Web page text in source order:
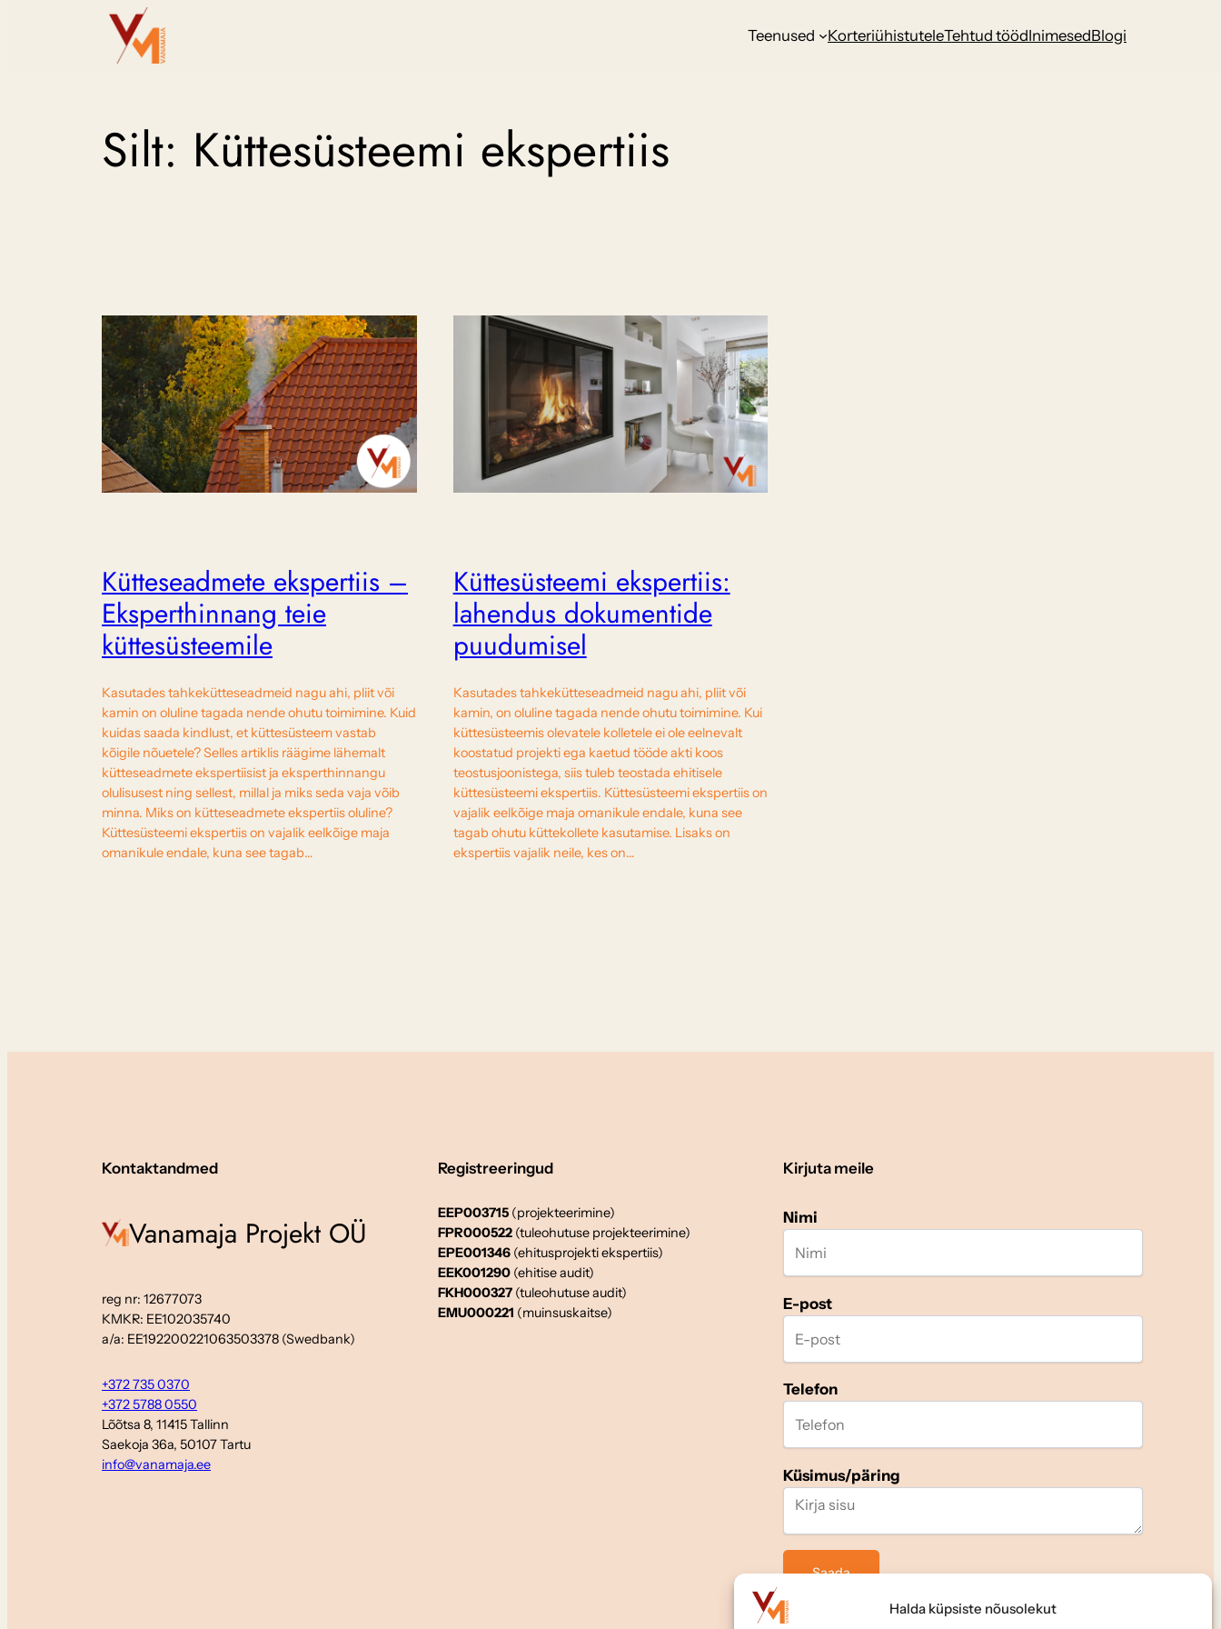
Halda küpsiste nõusolekut
Teenused KorteriühistuteleTehtud töödInimesedBlogi
Silt: Küttesüsteemi ekspertiis
Kütteseadmete ekspertiis –
Eksperthinnang teie
küttesüsteemile
Kasutades tahkekütteseadmeid nagu ahi, pliit või
kamin on oluline tagada nende ohutu toimimine. Kuid
kuidas saada kindlust, et küttesüsteem vastab
kõigile nõuetele? Selles artiklis räägime lähemalt
kütteseadmete ekspertiisist ja eksperthinnangu
olulisusest ning sellest, millal ja miks seda vaja võib
minna. Miks on kütteseadmete ekspertiis oluline?
Küttesüsteemi ekspertiis on vajalik eelkõige maja
omanikule endale, kuna see tagab…
Küttesüsteemi ekspertiis:
lahendus dokumentide
puudumisel
Kasutades tahkekütteseadmeid nagu ahi, pliit või
kamin, on oluline tagada nende ohutu toimimine. Kui
küttesüsteemis olevatele kolletele ei ole eelnevalt
koostatud projekti ega kaetud tööde akti koos
teostusjoonistega, siis tuleb teostada ehitisele
küttesüsteemi ekspertiis. Küttesüsteemi ekspertiis on
vajalik eelkõige maja omanikule endale, kuna see
tagab ohutu küttekollete kasutamise. Lisaks on
ekspertiis vajalik neile, kes on…
Kontaktandmed
Vanamaja Projekt OÜ
reg nr: 12677073
KMKR: EE102035740
a/a: EE192200221063503378 (Swedbank)
+372 735 0370
+372 5788 0550
Lõõtsa 8, 11415 Tallinn
Saekoja 36a, 50107 Tartu
info@vanamaja.ee
Registreeringud
EEP003715 (projekteerimine)
FPR000522 (tuleohutuse projekteerimine)
EPE001346 (ehitusprojekti ekspertiis)
EEK001290(ehitise audit)
FKH000327 (tuleohutuse audit)
EMU000221 (muinsuskaitse)
Kirjuta meile
Nimi
E-post
Telefon
Küsimus/päring